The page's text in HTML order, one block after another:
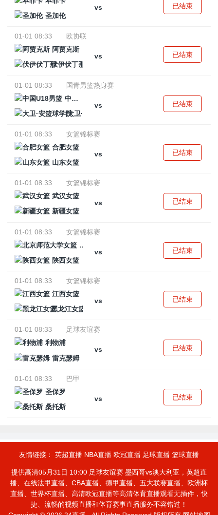
vs
圣加伦
已结束
01-01 08:33
欧协联
阿贾克斯
vs
伏伊伏丁那
已结束
01-01 08:33
国青男篮热身赛
中国U18男篮
vs
大卫·安篮球学院
已结束
01-01 08:33
女篮锦标赛
合肥女篮
vs
山东女篮
已结束
01-01 08:33
女篮锦标赛
武汉女篮
vs
新疆女篮
已结束
01-01 08:33
女篮锦标赛
北京师范大学女篮
vs
陕西女篮
已结束
01-01 08:33
女篮锦标赛
江西女篮
vs
黑龙江女篮
已结束
01-01 08:33
足球友谊赛
利物浦
vs
雷克瑟姆
已结束
01-01 08:33
巴甲
圣保罗
vs
桑托斯
已结束
友情链接： 英超直播 NBA直播 欧冠直播 足球直播 篮球直播
提供高清05月31日 10:00 足球友谊赛 墨西哥vs澳大利亚，英超直
播、在线法甲直播、CBA直播、德甲直播、五大联赛直播、欧洲杯
直播、世界杯直播、高清欧冠直播等高清体育直播观看无插件，快
捷、流畅的视频直播和体育赛事直播服务不容错过！